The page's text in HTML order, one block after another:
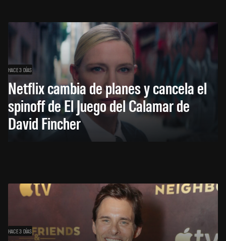
HACE 3 DÍAS
Netflix cambia de planes y cancela el
spinoff de El Juego del Calamar de
David Fincher
HACE 3 DÍAS